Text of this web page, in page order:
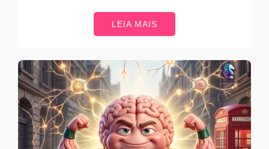
LEIA MAIS